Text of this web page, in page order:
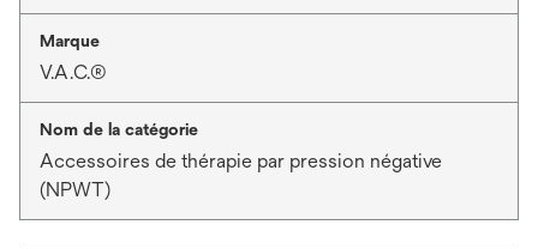
Marque
V.A.C.®
Nom de la catégorie
Accessoires de thérapie par pression négative
(NPWT)